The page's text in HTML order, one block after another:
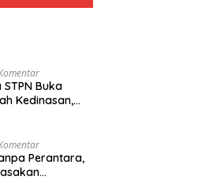
Buka
Kedinasan,
dan Tata
Perantara,